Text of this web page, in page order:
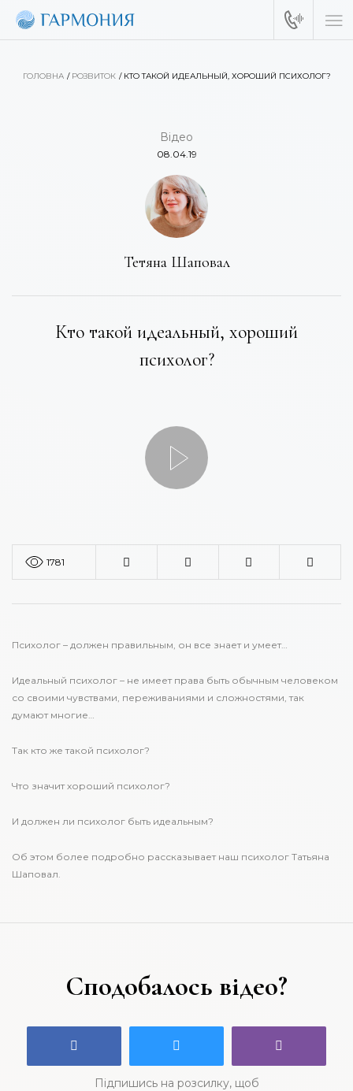
ГОЛОВНА РОЗВИТОК КТО ТАКОЙ ИДЕАЛЬНЫЙ, ХОРОШИЙ ПСИХОЛОГ?
Відео
08.04.19
Тетяна Шаповал
Кто такой идеальный, хороший
психолог?
1781
Психолог – должен правильным, он все знает и умеет…
Идеальный психолог – не имеет права быть обычным человеком
со своими чувствами, переживаниями и сложностями, так
думают многие…
Так кто же такой психолог?
Что значит хороший психолог?
И должен ли психолог быть идеальным?
Об этом более подробно рассказывает наш психолог Татьяна
Шаповал.
Сподобалось відео?
Підпишись на розсилку, щоб